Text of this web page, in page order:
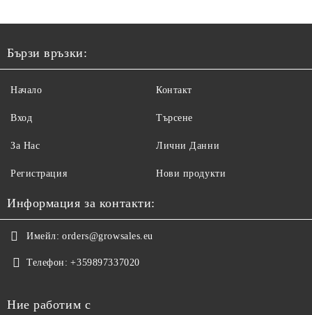
Бързи връзки:
Начало
Вход
За Нас
Регистрация
Контакт
Търсене
Лични Данни
Нови продукти
Информация за контакти:
Имейл: orders@growsales.eu
Телефон: +359897337020
Ние работим с